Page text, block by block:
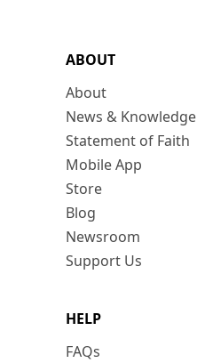
ABOUT
About
News & Knowledge
Statement of Faith
Mobile App
Store
Blog
Newsroom
Support Us
HELP
FAQs